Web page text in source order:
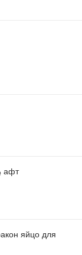
афт
яйцо для